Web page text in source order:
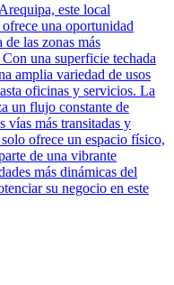
este local
una oportunidad
de las zonas más
una superficie techada
amplia variedad de usos
oficinas y servicios. La
un flujo constante de
vías más transitadas y
ofrece un espacio físico,
de una vibrante
más dinámicas del
su negocio en este